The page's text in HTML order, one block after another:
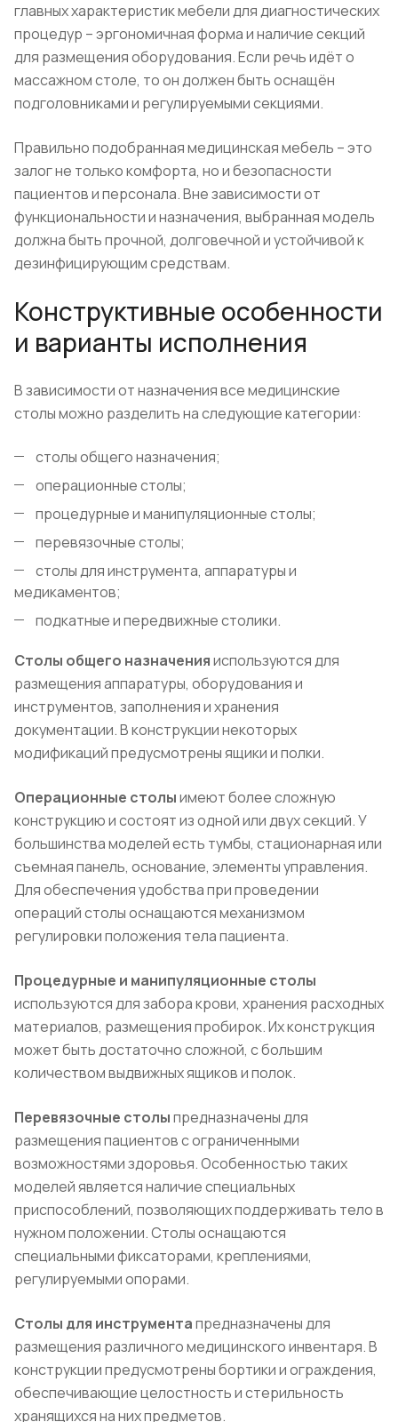
главных характеристик мебели для диагностических
процедур – эргономичная форма и наличие секций
для размещения оборудования. Если речь идёт о
массажном столе, то он должен быть оснащён
подголовниками и регулируемыми секциями.
Правильно подобранная медицинская мебель – это
залог не только комфорта, но и безопасности
пациентов и персонала. Вне зависимости от
функциональности и назначения, выбранная модель
должна быть прочной, долговечной и устойчивой к
дезинфицирующим средствам.
Конструктивные особенности
и варианты исполнения
В зависимости от назначения все медицинские
столы можно разделить на следующие категории:
столы общего назначения;
операционные столы;
процедурные и манипуляционные столы;
перевязочные столы;
столы для инструмента, аппаратуры и
медикаментов;
подкатные и передвижные столики.
Столы общего назначенияиспользуются для
размещения аппаратуры, оборудования и
инструментов, заполнения и хранения
документации. В конструкции некоторых
модификаций предусмотрены ящики и полки.
Операционные столыимеют более сложную
конструкцию и состоят из одной или двух секций. У
большинства моделей есть тумбы, стационарная или
съемная панель, основание, элементы управления.
Для обеспечения удобства при проведении
операций столы оснащаются механизмом
регулировки положения тела пациента.
Процедурные и манипуляционные столы
используются для забора крови, хранения расходных
материалов, размещения пробирок. Их конструкция
может быть достаточно сложной, с большим
количеством выдвижных ящиков и полок.
Перевязочные столыпредназначены для
размещения пациентов с ограниченными
возможностями здоровья. Особенностью таких
моделей является наличие специальных
приспособлений, позволяющих поддерживать тело в
нужном положении. Столы оснащаются
специальными фиксаторами, креплениями,
регулируемыми опорами.
Столы для инструментапредназначены для
размещения различного медицинского инвентаря. В
конструкции предусмотрены бортики и ограждения,
обеспечивающие целостность и стерильность
хранящихся на них предметов.